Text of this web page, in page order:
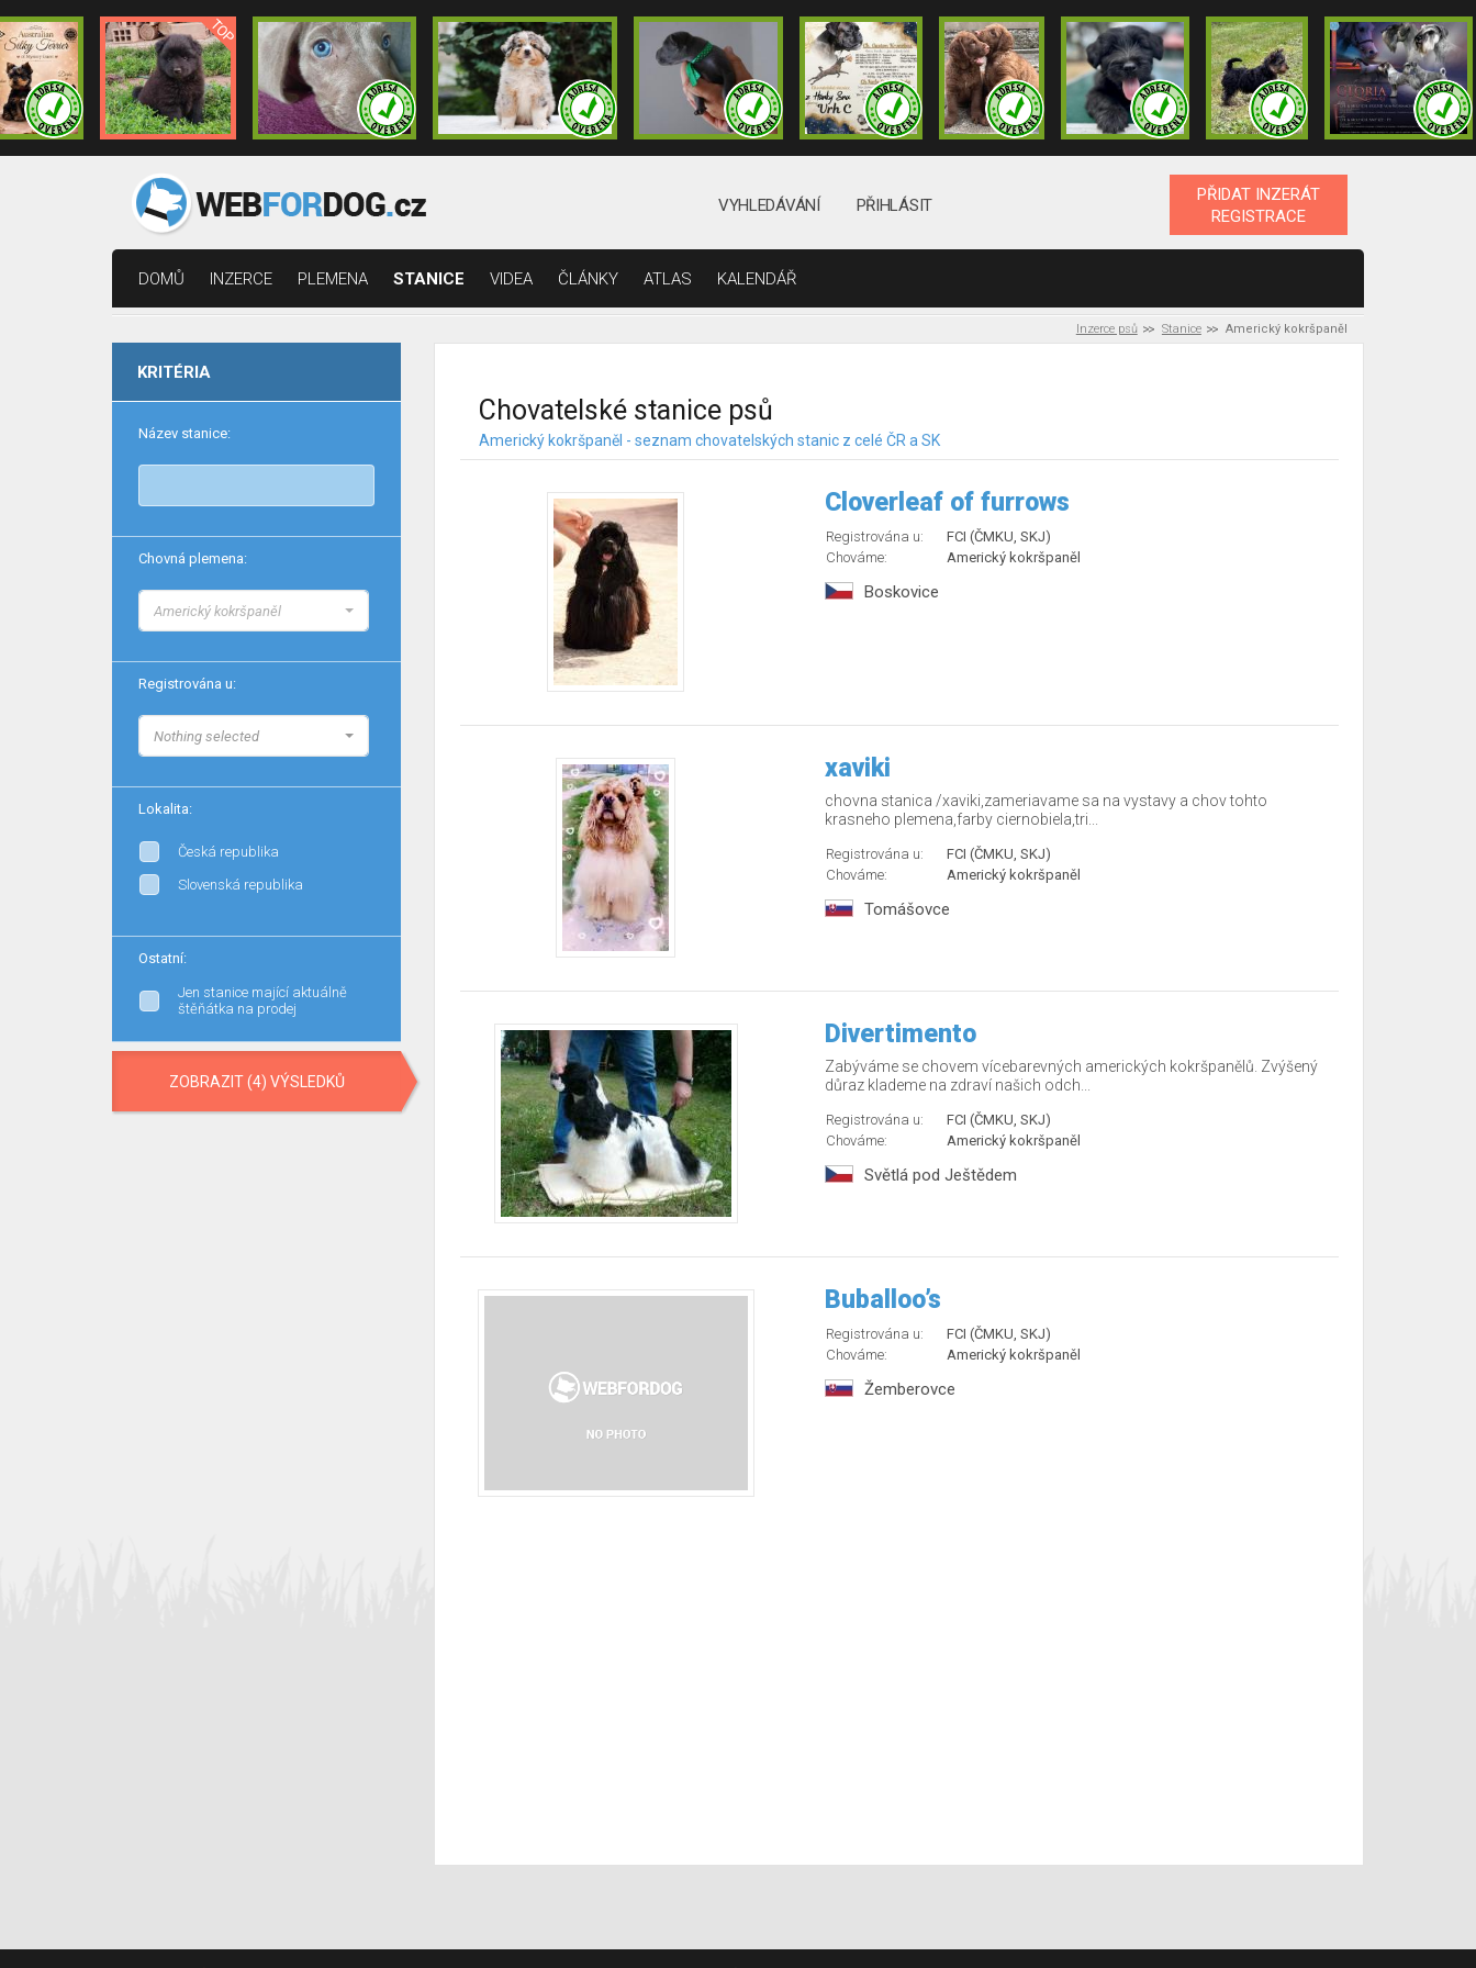
VYHLEDÁVÁNÍ PŘIHLÁSIT
PŘIDAT INZERÁT
REGISTRACE
DOMŮ INZERCE PLEMENA STANICE VIDEA ČLÁNKY ATLAS KALENDÁŘ
Inzerce psů Stanice Americký kokršpaněl
KRITÉRIA
Název stanice:
Chovná plemena:
Americký kokršpaněl
Registrována u:
Nothing selected
Lokalita:
Česká republika
Slovenská republika
Ostatní:
Jen stanice mající aktuálně
štěňátka na prodej
ZOBRAZIT (4) VÝSLEDKŮ
Chovatelské stanice psů
Americký kokršpaněl - seznam chovatelských stanic z celé ČR a SK
Cloverleaf of furrows
Registrována u:
FCI (ČMKU, SKJ)
Chováme:
Americký kokršpaněl
Boskovice
xaviki
chovna stanica /xaviki,zameriavame sa na vystavy a chov tohto
krasneho plemena,farby ciernobiela,tri...
Registrována u:
FCI (ČMKU, SKJ)
Chováme:
Americký kokršpaněl
Tomášovce
Divertimento
Zabýváme se chovem vícebarevných amerických kokršpanělů. Zvýšený
důraz klademe na zdraví našich odch...
Registrována u:
FCI (ČMKU, SKJ)
Chováme:
Americký kokršpaněl
Světlá pod Ještědem
Buballoo’s
Registrována u:
FCI (ČMKU, SKJ)
Chováme:
Americký kokršpaněl
Žemberovce